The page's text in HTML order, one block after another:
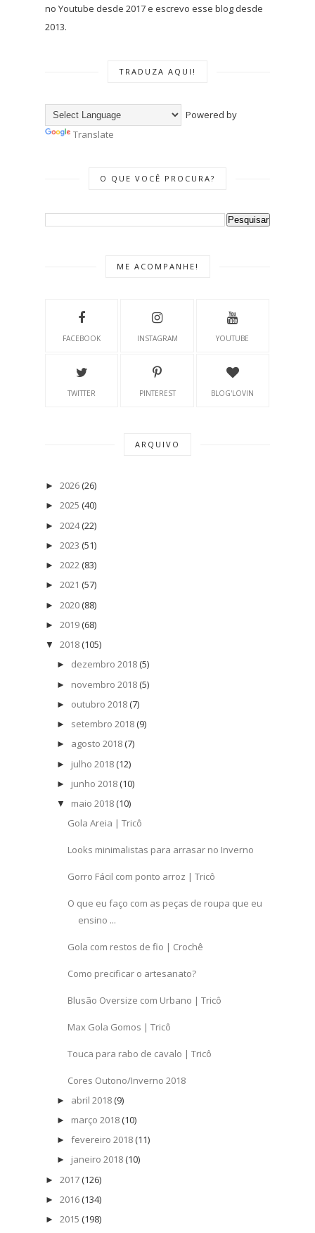
no Youtube desde 2017 e escrevo esse blog desde
2013.
TRADUZA AQUI!
Powered by
Translate
O QUE VOCÊ PROCURA?
ME ACOMPANHE!
FACEBOOK INSTAGRAM YOUTUBE
TWITTER PINTEREST BLOG'LOVIN
ARQUIVO
► 2026 (26)
► 2025 (40)
► 2024 (22)
► 2023 (51)
► 2022 (83)
► 2021 (57)
► 2020 (88)
► 2019 (68)
▼ 2018 (105)
► dezembro 2018 (5)
► novembro 2018 (5)
► outubro 2018 (7)
► setembro 2018 (9)
► agosto 2018 (7)
► julho 2018 (12)
► junho 2018 (10)
▼ maio 2018 (10)
Gola Areia | Tricô
Looks minimalistas para arrasar no Inverno
Gorro Fácil com ponto arroz | Tricô
O que eu faço com as peças de roupa que eu
ensino ...
Gola com restos de fio | Crochê
Como precificar o artesanato?
Blusão Oversize com Urbano | Tricô
Max Gola Gomos | Tricô
Touca para rabo de cavalo | Tricô
Cores Outono/Inverno 2018
► abril 2018 (9)
► março 2018 (10)
► fevereiro 2018 (11)
► janeiro 2018 (10)
► 2017 (126)
► 2016 (134)
► 2015 (198)